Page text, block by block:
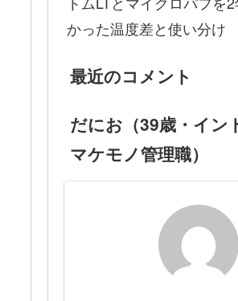
かった温度差と使い分け
最近のコメント
だにお（39歳・イン
マケモノ管理職）